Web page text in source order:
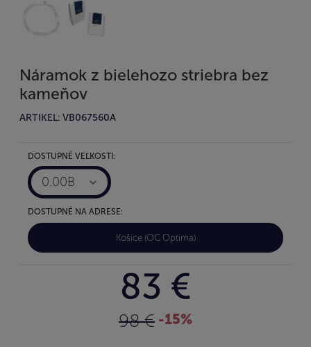
Náramok z bielehozo striebra bez
kameňov
ARTIKEL: VB067560A
DOSTUPNÉ VEĽKOSTI:
0.00B
DOSTUPNÉ NA ADRESE:
Košice (OC Optima)
83 €
98 € -15%